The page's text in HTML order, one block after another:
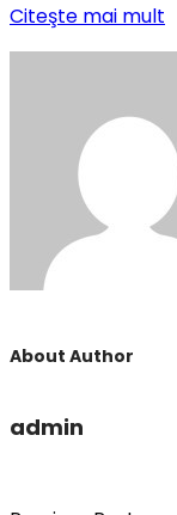
Citeşte mai mult
About Author
admin